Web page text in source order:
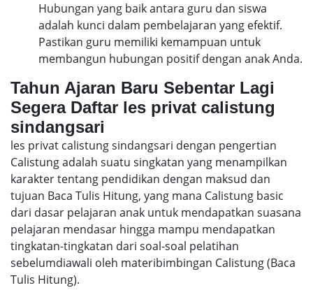
Hubungan yang baik antara guru dan siswa
adalah kunci dalam pembelajaran yang efektif.
Pastikan guru memiliki kemampuan untuk
membangun hubungan positif dengan anak Anda.
Tahun Ajaran Baru Sebentar Lagi
Segera Daftar les privat calistung
sindangsari
les privat calistung sindangsari dengan pengertian
Calistung adalah suatu singkatan yang menampilkan
karakter tentang pendidikan dengan maksud dan
tujuan Baca Tulis Hitung, yang mana Calistung basic
dari dasar pelajaran anak untuk mendapatkan suasana
pelajaran mendasar hingga mampu mendapatkan
tingkatan-tingkatan dari soal-soal pelatihan
sebelumdiawali oleh materibimbingan Calistung (Baca
Tulis Hitung).